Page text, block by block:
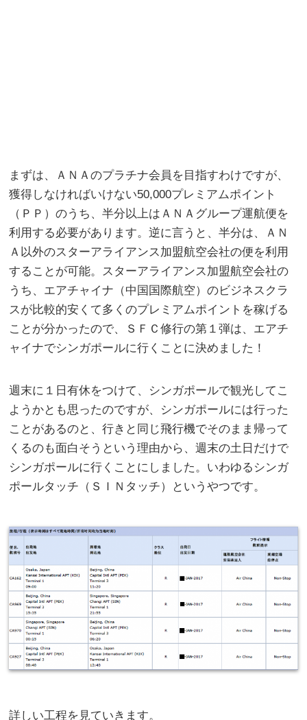
まずは、ＡＮＡのプラチナ会員を目指すわけですが、
獲得しなければいけない50,000プレミアムポイント
（ＰＰ）のうち、半分以上はＡＮＡグループ運航便を
利用する必要があります。逆に言うと、半分は、ＡＮ
Ａ以外のスターアライアンス加盟航空会社の便を利用
することが可能。スターアライアンス加盟航空会社の
うち、エアチャイナ（中国国際航空）のビジネスクラ
スが比較的安くて多くのプレミアムポイントを稼げる
ことが分かったので、ＳＦＣ修行の第１弾は、エアチ
ャイナでシンガポールに行くことに決めました！
週末に１日有休をつけて、シンガポールで観光してこ
ようかとも思ったのですが、シンガポールには行った
ことがあるのと、行きと同じ飛行機でそのまま帰って
くるのも面白そうという理由から、週末の土日だけで
シンガポールに行くことにしました。いわゆるシンガ
ポールタッチ（ＳＩＮタッチ）というやつです。
詳しい工程を見ていきます。